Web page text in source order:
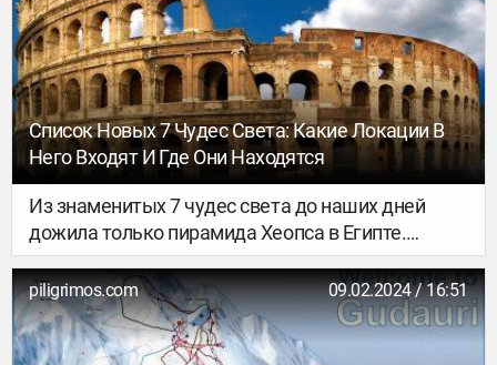
Список Новых 7 Чудес Света: Какие Локации В
Него Входят И Где Они Находятся
Из знаменитых 7 чудес света до наших дней
дожила только пирамида Хеопса в Египте.
Остальные архитектурные памятники древности
сейчас можем увидеть разве что на картинках.
Хотя и стоит признать, что они умело
воссозданы учеными по описаниям из разных
piligrimos.com 09.02.2024 / 16:51